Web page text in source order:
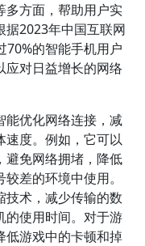
多方面，帮助用户实
据2023年中国互联网
70%的智能手机用户
应对日益增长的网络
能优化网络连接，减
速度。例如，它可以
避免网络拥堵，降低
差的环境中使用。
技术，减少传输的数
的使用时间。对于游
低游戏中的卡顿和掉